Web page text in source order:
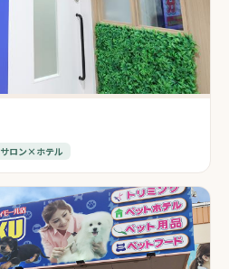
サロン×ホテル